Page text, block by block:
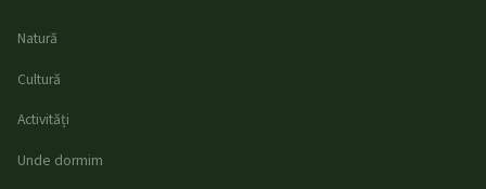
Natură
Cultură
Activități
Unde dormim